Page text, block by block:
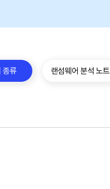
종류 랜섬웨어 분석 노트